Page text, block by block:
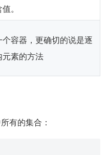
。
容器，更确切的说是逐
素的方法
有的集合：